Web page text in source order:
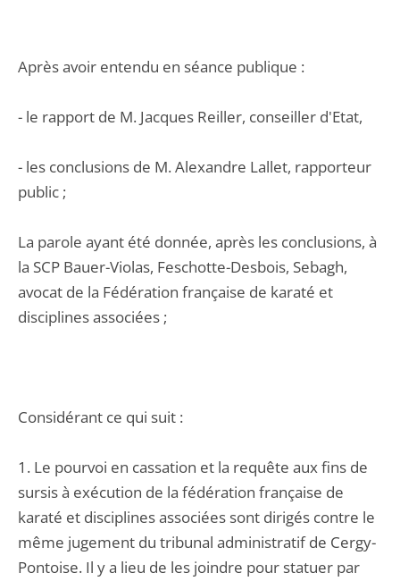
Après avoir entendu en séance publique :
- le rapport de M. Jacques Reiller, conseiller d'Etat,
- les conclusions de M. Alexandre Lallet, rapporteur
public ;
La parole ayant été donnée, après les conclusions, à
la SCP Bauer-Violas, Feschotte-Desbois, Sebagh,
avocat de la Fédération française de karaté et
disciplines associées ;
Considérant ce qui suit :
1. Le pourvoi en cassation et la requête aux fins de
sursis à exécution de la fédération française de
karaté et disciplines associées sont dirigés contre le
même jugement du tribunal administratif de Cergy-
Pontoise. Il y a lieu de les joindre pour statuer par